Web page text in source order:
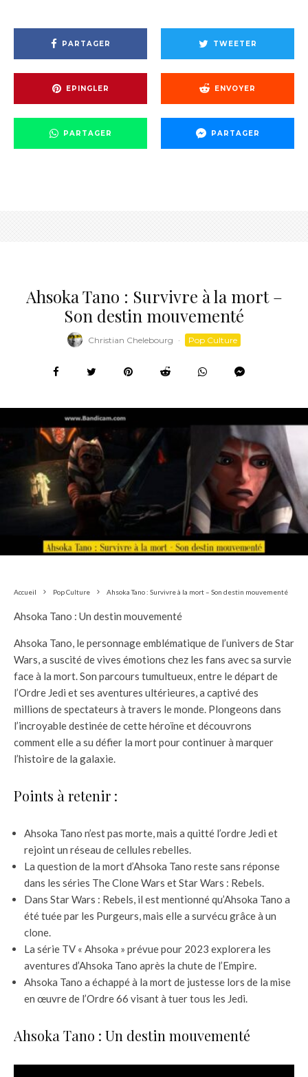
PARTAGER TWEETER
EPINGLER ENVOYER
PARTAGER PARTAGER
Ahsoka Tano : Survivre à la mort –
Son destin mouvementé
Christian Chelebourg · Pop Culture
Accueil Pop Culture Ahsoka Tano : Survivre à la mort – Son destin mouvementé
Ahsoka Tano : Un destin mouvementé
Ahsoka Tano, le personnage emblématique de l’univers de Star
Wars, a suscité de vives émotions chez les fans avec sa survie
face à la mort. Son parcours tumultueux, entre le départ de
l’Ordre Jedi et ses aventures ultérieures, a captivé des
millions de spectateurs à travers le monde. Plongeons dans
l’incroyable destinée de cette héroïne et découvrons
comment elle a su défier la mort pour continuer à marquer
l’histoire de la galaxie.
Points à retenir :
Ahsoka Tano n’est pas morte, mais a quitté l’ordre Jedi et
rejoint un réseau de cellules rebelles.
La question de la mort d’Ahsoka Tano reste sans réponse
dans les séries The Clone Wars et Star Wars : Rebels.
Dans Star Wars : Rebels, il est mentionné qu’Ahsoka Tano a
été tuée par les Purgeurs, mais elle a survécu grâce à un
clone.
La série TV « Ahsoka » prévue pour 2023 explorera les
aventures d’Ahsoka Tano après la chute de l’Empire.
Ahsoka Tano a échappé à la mort de justesse lors de la mise
en œuvre de l’Ordre 66 visant à tuer tous les Jedi.
Ahsoka Tano : Un destin mouvementé